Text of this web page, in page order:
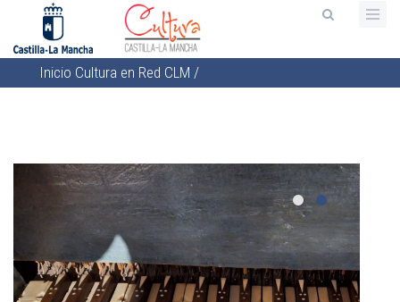
contenido
principal
Sobrescribir
ayuda
navegación
Inicio Cultura en Red CLM /